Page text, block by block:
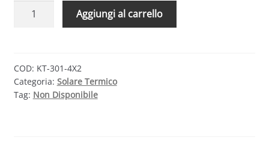
TRIENERGIA
4X2
–
KIT
Aggiungi al carrello
COD: KT-301-4X2
Categoria: Solare Termico
Tag: Non Disponibile